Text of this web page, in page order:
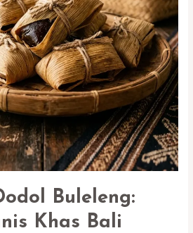
Buleleng:
Khas Bali